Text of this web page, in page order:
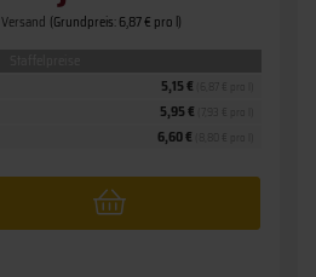
Versand (Grundpreis: 6,87 € pro l)
6,60 €
5,95 €
5,15 €